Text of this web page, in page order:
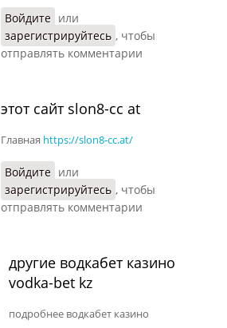
Войдите или
зарегистрируйтесь , чтобы
отправлять комментарии
этот сайт slon8-cc at
Главная https://slon8-cc.at/
Войдите или
зарегистрируйтесь , чтобы
отправлять комментарии
другие водкабет казино
vodka-bet kz
подробнее водкабет казино